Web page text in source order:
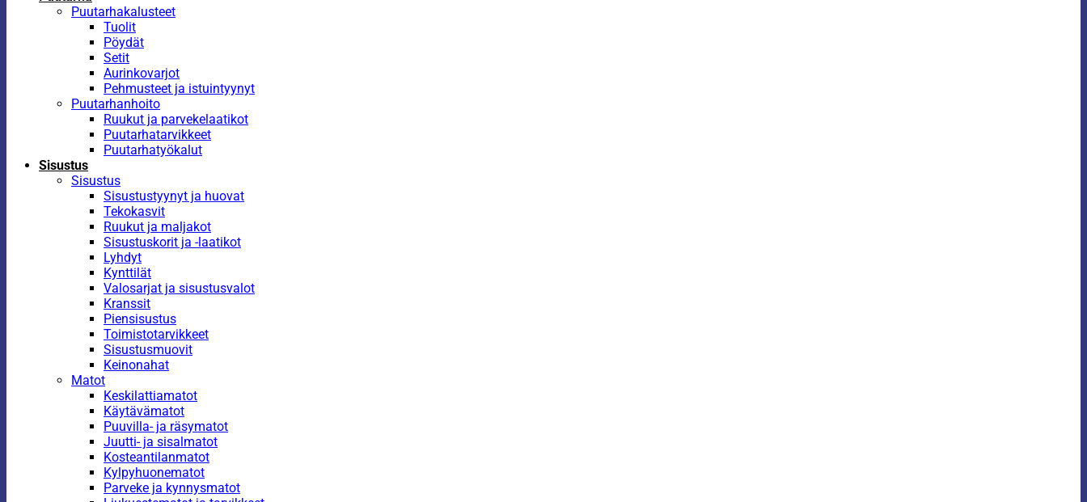
Puutarhakalusteet
Tuolit
Pöydät
Setit
Aurinkovarjot
Pehmusteet ja istuintyynyt
Puutarhanhoito
Ruukut ja parvekelaatikot
Puutarhatarvikkeet
Puutarhatyökalut
Sisustus
Sisustus
Sisustustyynyt ja huovat
Tekokasvit
Ruukut ja maljakot
Sisustuskorit ja -laatikot
Lyhdyt
Kynttilät
Valosarjat ja sisustusvalot
Kranssit
Piensisustus
Toimistotarvikkeet
Sisustusmuovit
Keinonahat
Matot
Keskilattiamatot
Käytävämatot
Puuvilla- ja räsymatot
Juutti- ja sisalmatot
Kosteantilanmatot
Kylpyhuonematot
Parveke ja kynnysmatot